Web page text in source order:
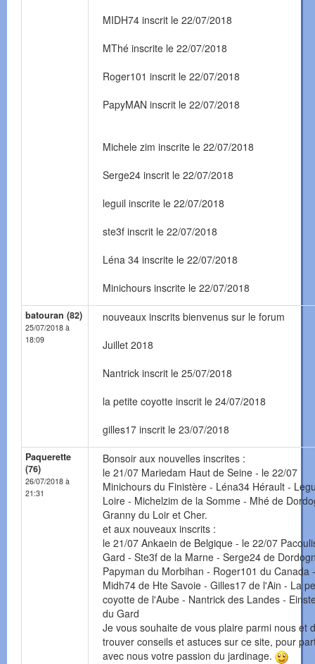
MIDH74 inscrit le 22/07/2018
MThé inscrite le 22/07/2018
Roger101 inscrit le 22/07/2018
PapyMAN inscrit le 22/07/2018
Michele zim inscrite le 22/07/2018
Serge24 inscrit le 22/07/2018
leguil inscrite le 22/07/2018
ste3f inscrit le 22/07/2018
Léna 34 inscrite le 22/07/2018
Minichours inscrite le 22/07/2018
batouran (82)
25/07/2018 à
18:09
nouveaux inscrits bienvenus sur le forum
Juillet 2018
Nantrick inscrit le 25/07/2018
la petite coyotte inscrit le 24/07/2018
gilles17 inscrit le 23/07/2018
Paquerette
(76)
26/07/2018 à
21:31
Bonsoir aux nouvelles inscrites :
le 21/07 Mariedam Haut de Seine - le 22/07
Minichours du Finistère - Léna34 Hérault -
Loire - Michelzim de la Somme - Mhé de
Granny du Loir et Cher.
et aux nouveaux inscrits :
le 21/07 Ankaein de Belgique - le 22/07
Gard - Ste3f de la Marne - Serge24 de
Papyman du Morbihan - Roger101 du Canada -
Midh74 de Hte Savoie - Gilles17 de l'Ain - La
coyotte de l'Aube - Nantrick des Landes -
du Gard
Je vous souhaite de vous plaire parmi nous et
trouver conseils et astuces sur ce site, pour
avec nous votre passion du jardinage.